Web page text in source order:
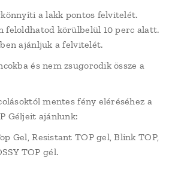
a lakk pontos felvitelét.
feloldhatod körülbelül 10 perc alatt.
ajánljuk a felvitelét.
és nem zsugorodik össze a
mentes fény eléréséhez a
Géljeit ajánlunk:
Gel, Resistant TOP gel, Blink TOP,
TOP gél.